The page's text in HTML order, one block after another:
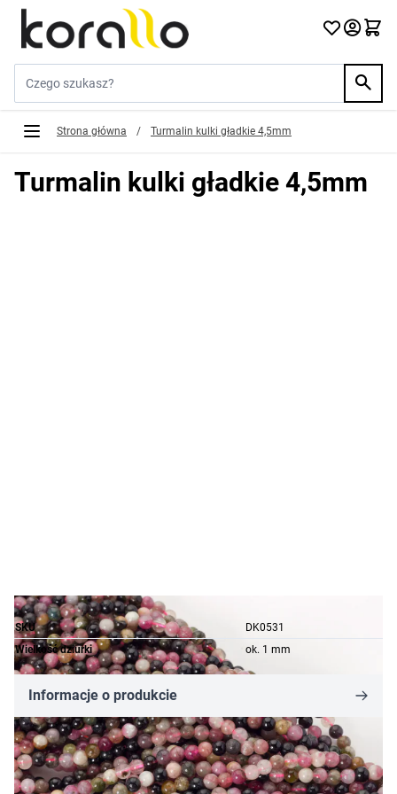
Przejdź do treści
Strona główna / Turmalin kulki gładkie 4,5mm
Turmalin kulki gładkie 4,5mm
SKU
DK0531
Wielkość dziurki
ok. 1 mm
Informacje o produkcie
7,58 zł
Cena za opakowanie
Ilość w opakowaniu: 8 szt.